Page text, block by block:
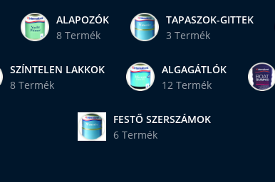
ALAPOZÓK
8 Termék
TAPASZOK-GITTEK
3 Termék
SZÍNTELEN LAKKOK
8 Termék
ALGAGÁTLÓK
12 Termék
FESTŐ SZERSZÁMOK
6 Termék